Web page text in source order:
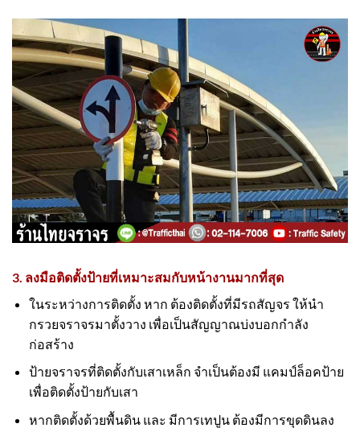
3. ลงมือติดตั้งป้ายที่เหมาะสมกับหน้างานมากที่สุด
ในระหว่างการติดตั้ง หาก ต้องติดตั้งที่มีรถสัญจร ให้นำ
กรวยจราจรมาตั้งวาง เพื่อเป็นสัญญาณบ่งบอกกำลัง
ก่อสร้าง
ป้ายจราจรที่ติดตั้งกับเสาเหล็ก จำเป็นต้องมี แคมป์ล็อคป้าย
เพื่อติดตั้งป้ายกับเสา
หากติดตั้งด้วยพื้นดิน และ มีการเทปูน ต้องมีการขุดดินลง